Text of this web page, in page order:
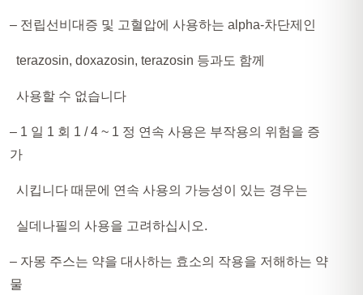
– 전립선비대증 및 고혈압에 사용하는 alpha-차단제인
terazosin, doxazosin, terazosin 등과도 함께
사용할 수 없습니다
– 1 일 1 회 1 / 4 ~ 1 정 연속 사용은 부작용의 위험을 증
가
시킵니다 때문에 연속 사용의 가능성이 있는 경우는
실데나필의 사용을 고려하십시오.
– 자몽 주스는 약을 대사하는 효소의 작용을 저해하는 약
물